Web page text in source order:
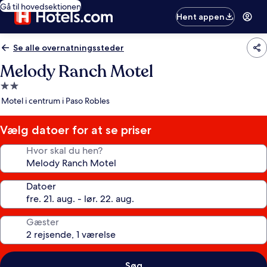
Gå til hovedsektionen
Hent appen
Se alle overnatningssteder
Melody Ranch Motel
2.0-
stjernet
Motel i centrum i Paso Robles
Vælg datoer for at se priser
Hvor skal du hen?
Datoer
Gæster